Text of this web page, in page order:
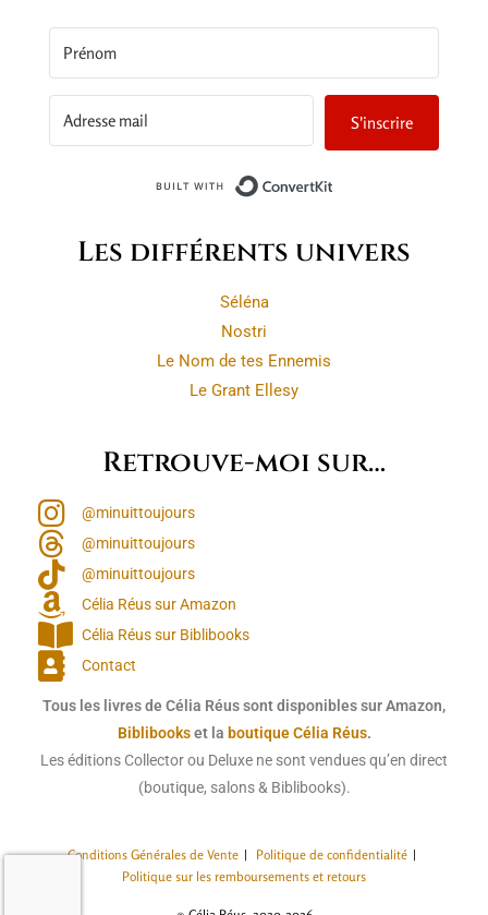
S'inscrire
Les différents univers
Séléna
Nostri
Le Nom de tes Ennemis
Le Grant Ellesy
Retrouve-moi sur…
@minuittoujours
@minuittoujours
@minuittoujours
Célia Réus sur Amazon
Célia Réus sur Biblibooks
Contact
Tous les livres de Célia Réus sont disponibles sur Amazon,
Biblibookset la boutique Célia Réus.
Les éditions Collector ou Deluxe ne sont vendues qu’en direct
(boutique, salons & Biblibooks).
Conditions Générales de Vente
Politique de confidentialité
Politique sur les remboursements et retours